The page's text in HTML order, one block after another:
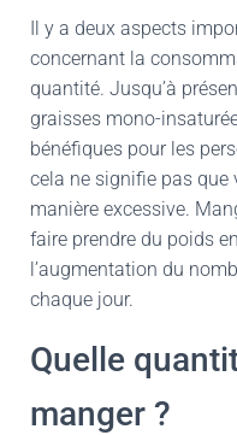
Il y a deux aspects
concernant la
quantité. Jusqu’à
graisses mono-
bénéfiques pour les
cela ne signifie pas que
manière excessive.
faire prendre du poids
l’augmentation du
chaque jour.
Quelle
manger ?